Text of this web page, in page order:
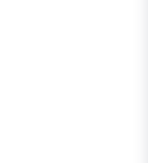
til salg denne uge i